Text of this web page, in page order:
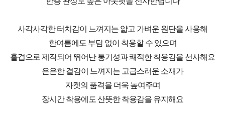
사각사각한 터치감이 느껴지는 얇고 가벼운 원단을 사용해
한여름에도 부담 없이 착용할 수 있으며
홑겹으로 제작되어 뛰어난 통기성과 쾌적한 착용감을 선사해요
은은한 결감이 느껴지는 고급스러운 소재가
자켓의 품격을 더욱 높여주며
장시간 착용에도 산뜻한 착용감을 유지해요